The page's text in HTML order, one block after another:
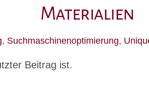
Materialien
, Suchmaschinenoptimierung,
Beitrag ist.